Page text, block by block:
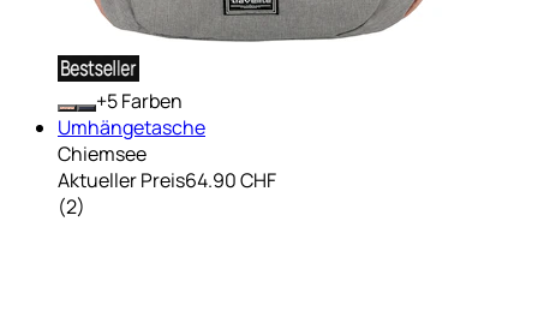
+ Farben
Umhängetasche
Chiemsee
Aktueller Preis64.90 CHF
(2)